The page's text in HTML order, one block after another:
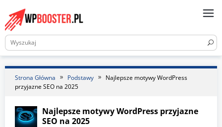
content
Strona Główna Podstawy
Najlepsze motywy WordPress
przyjazne SEO na 2025
Najlepsze motywy WordPress przyjazne
SEO na 2025